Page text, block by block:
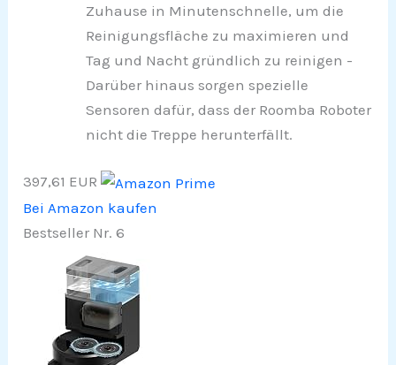
Zuhause in Minutenschnelle, um die
Reinigungsfläche zu maximieren und
Tag und Nacht gründlich zu reinigen -
Darüber hinaus sorgen spezielle
Sensoren dafür, dass der Roomba Roboter
nicht die Treppe herunterfällt.
397,61 EUR
Bei Amazon kaufen
Bestseller Nr. 6